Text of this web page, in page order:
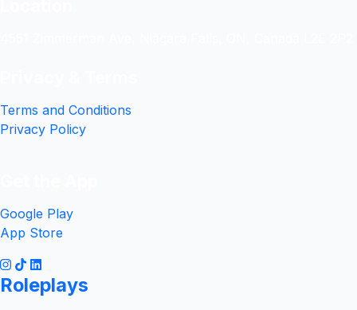
Terms and Conditions
Privacy Policy
Google Play
App Store
Roleplays